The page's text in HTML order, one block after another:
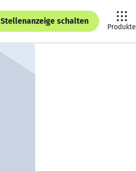
Stellenanzeige schalten
Produkte